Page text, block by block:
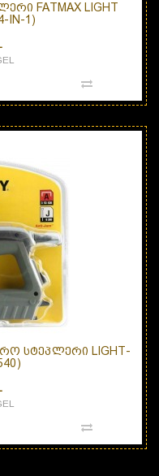
FATMAX LIGHT
IN-1)
ᲡᲢᲔᲞᲚᲔᲠᲘ LIGHT-